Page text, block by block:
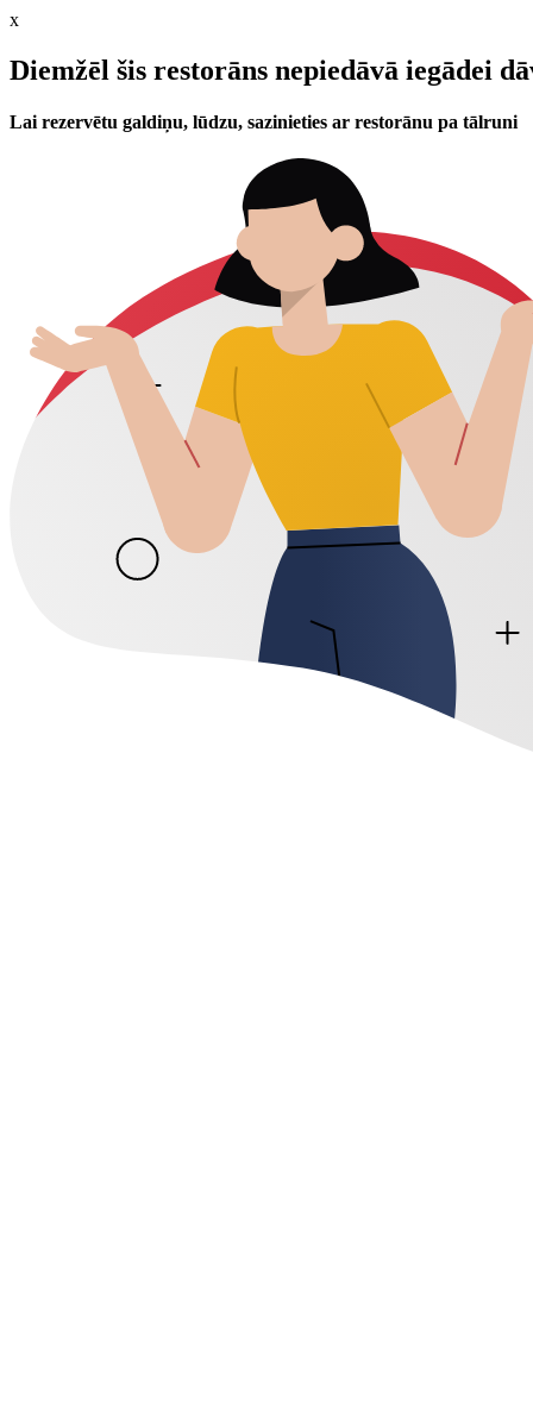
x
Diemžēl šis restorāns nepiedāvā iegādei
Lai rezervētu galdiņu, lūdzu, sazinieties ar restorānu pa tālruni